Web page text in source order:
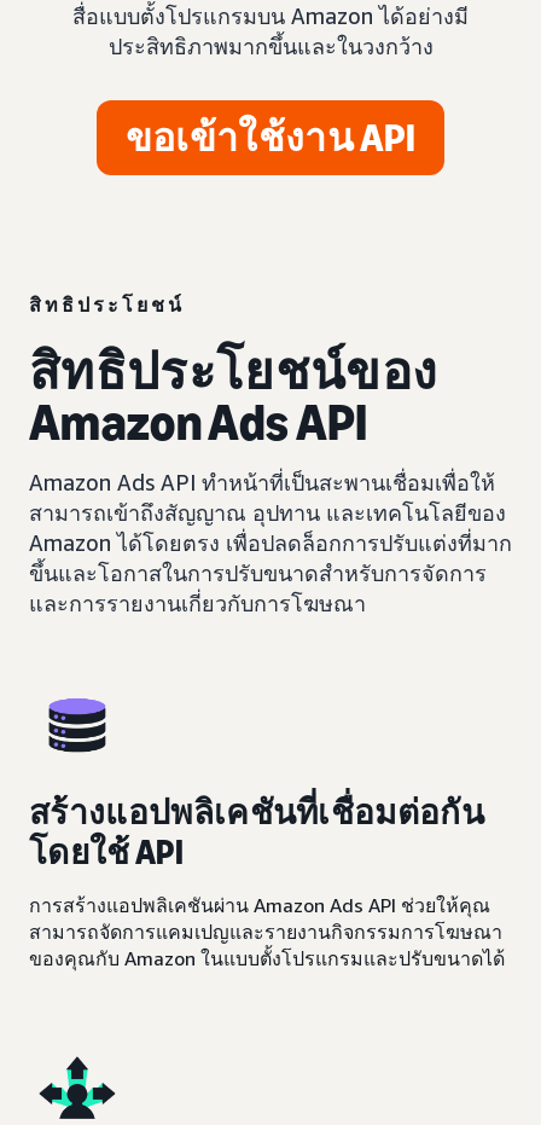
สื่อแบบตั้งโปรแกรมบน Amazon ได้อย่างมี
ประสิทธิภาพมากขึ้นและในวงกว้าง
ขอเข้าใช้งาน API
สิทธิประโยชน์
สิทธิประโยชน์ของ
Amazon Ads API
Amazon Ads API ทำหน้าที่เป็นสะพานเชื่อมเพื่อให้
สามารถเข้าถึงสัญญาณ อุปทาน และเทคโนโลยีของ
Amazon ได้โดยตรง เพื่อปลดล็อกการปรับแต่งที่มาก
ขึ้นและโอกาสในการปรับขนาดสำหรับการจัดการ
และการรายงานเกี่ยวกับการโฆษณา
สร้างแอปพลิเคชันที่เชื่อมต่อกัน
โดยใช้ API
การสร้างแอปพลิเคชันผ่าน Amazon Ads API ช่วยให้คุณ
สามารถจัดการแคมเปญและรายงานกิจกรรมการโฆษณา
ของคุณกับ Amazon ในแบบตั้งโปรแกรมและปรับขนาดได้